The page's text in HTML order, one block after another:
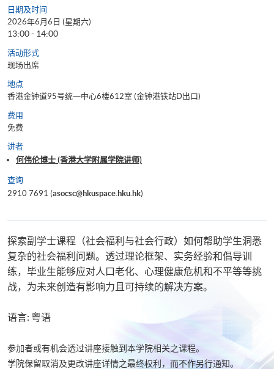
日期及时间
2026年6月6日 (星期六)
13:00 - 14:00
活动形式
现场出席
地点
香港金钟道95号统一中心6楼612室 (金钟港铁站D出口)
费用
免费
讲者
何伟伦博士 (香港大学附属学院讲师)
查询
2910 7691 (asocsc@hkuspace.hku.hk)
探索副学士课程（社会福利与社会行政）如何帮助学生洞悉
复杂的社会福利问题。透过理论框架、实务经验和倡导训
练，毕业生能够应对人口老化、心理健康危机和不平等等挑
战，为未来创造有影响力且可持续的解决方案。
语言: 粤语
参加者或有机会透过讲座接触到本学院相关之课程。
学院保留取消及更改讲座详情之最终权利，而不作另行通知。